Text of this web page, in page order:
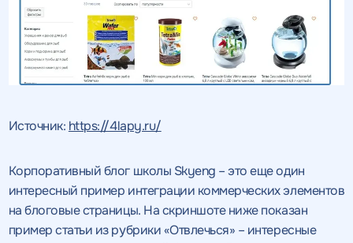
Источник: https://4lapy.ru/
Корпоративный блог школы Skyeng – это еще один
интересный пример интеграции коммерческих элементов
на блоговые страницы. На скриншоте ниже показан
пример статьи из рубрики «Отвлечься» – интересные